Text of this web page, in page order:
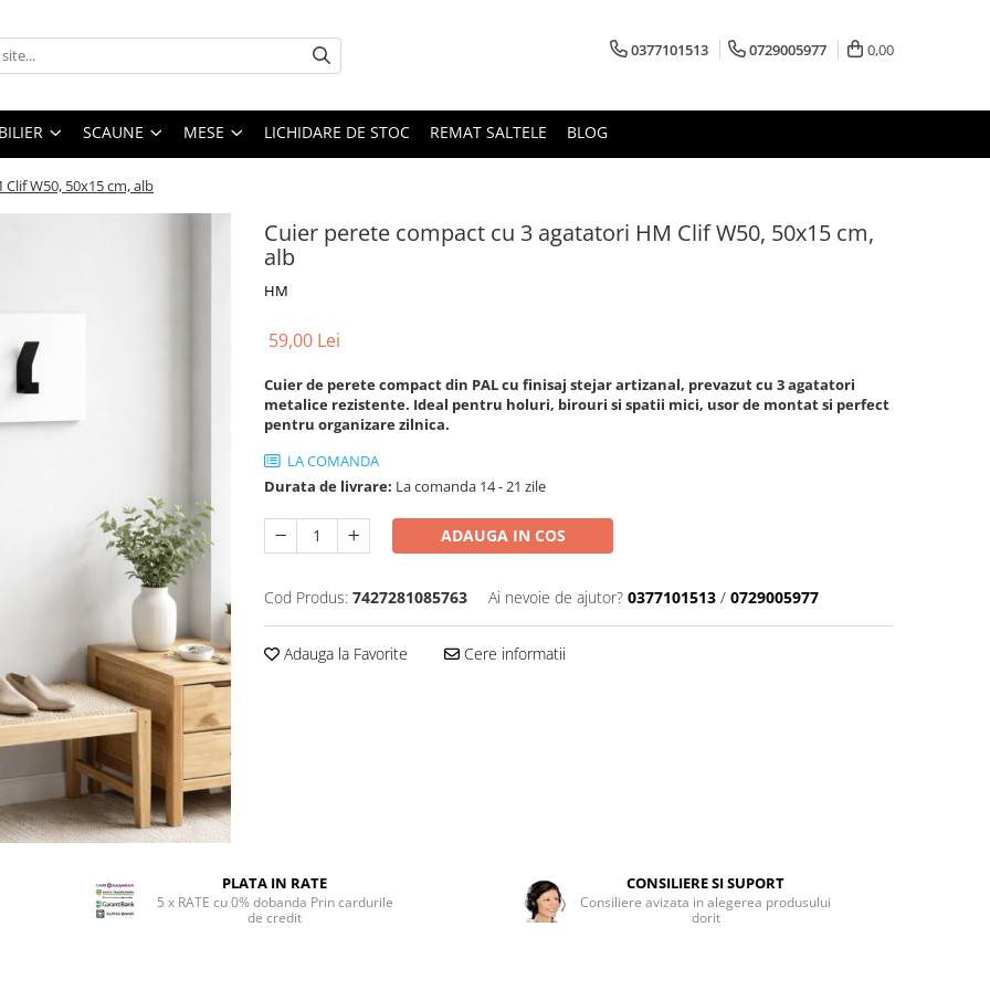
0377101513 0729005977 0,00
SCAUNE MESE LICHIDARE DE STOC REMAT SALTELE BLOG
W50, 50x15 cm, alb
Cuier perete compact cu 3 agatatori HM Clif W50, 50x15 cm,
alb
HM
59,00 Lei
Cuier de perete compact din PAL cu finisaj stejar artizanal, prevazut cu 3 agatatori
metalice rezistente. Ideal pentru holuri, birouri si spatii mici, usor de montat si perfect
pentru organizare zilnica.
LA COMANDA
Durata de livrare: La comanda 14 - 21 zile
ADAUGA IN COS
Cod Produs: 7427281085763 Ai nevoie de ajutor? 0377101513 / 0729005977
Adauga la Favorite Cere informatii
PLATA IN RATE
5 x RATE cu 0% dobanda Prin cardurile
de credit
CONSILIERE SI SUPORT
Consiliere avizata in alegerea produsului
dorit